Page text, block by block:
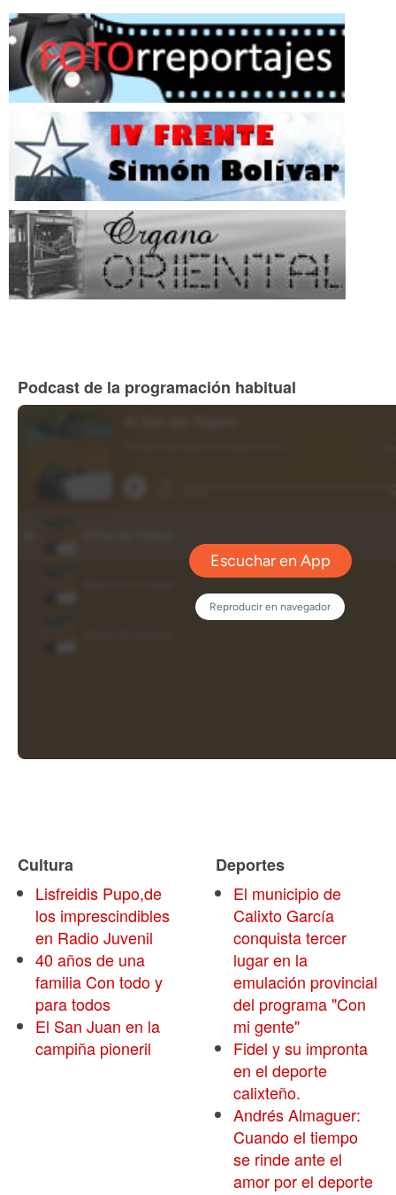
Podcast de la programación habitual
Cultura
Lisfreidis Pupo,de
los imprescindibles
en Radio Juvenil
40 años de una
familia Con todo y
para todos
El San Juan en la
campiña pioneril
Deportes
El municipio de
Calixto García
conquista tercer
lugar en la
emulación provincial
del programa "Con
mi gente"
Fidel y su impronta
en el deporte
calixteño.
Andrés Almaguer:
Cuando el tiempo
se rinde ante el
amor por el deporte